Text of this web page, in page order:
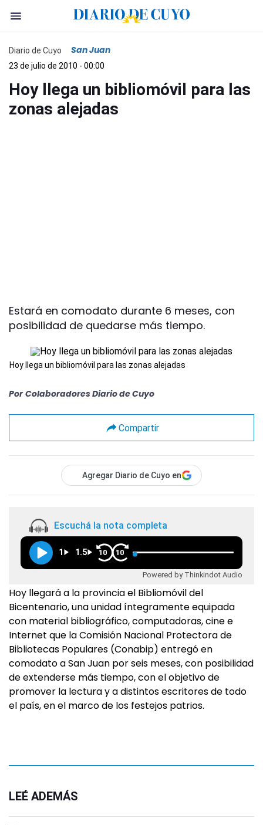
Diario de Cuyo San Juan
23 de julio de 2010 - 00:00
Hoy llega un bibliomóvil para las
zonas alejadas
Estará en comodato durante 6 meses, con
posibilidad de quedarse más tiempo.
Hoy llega un bibliomóvil para las zonas alejadas
Por Colaboradores Diario de Cuyo
Compartir
Agregar Diario de Cuyo en
Escuchá la nota completa
1 1.5 10 10
Powered by Thinkindot Audio
Hoy llegará a la provincia el Bibliomóvil del
Bicentenario, una unidad íntegramente equipada
con material bibliográfico, computadoras, cine e
Internet que la Comisión Nacional Protectora de
Bibliotecas Populares (Conabip) entregó en
comodato a San Juan por seis meses, con posibilidad
de extenderse más tiempo, con el objetivo de
promover la lectura y a distintos escritores de todo
el país, en el marco de los festejos patrios.
LEÉ ADEMÁS